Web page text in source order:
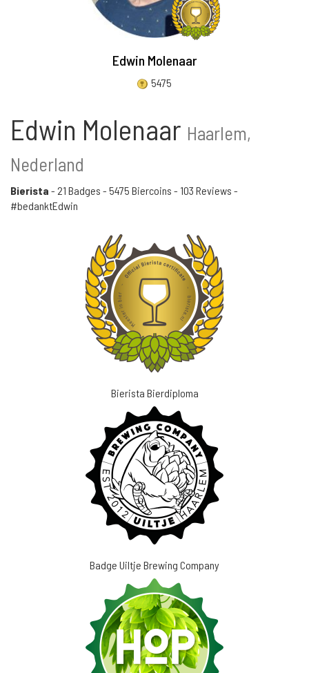
Edwin Molenaar
5475
Edwin Molenaar Haarlem,
Nederland
Bierista - 21 Badges - 5475 Biercoins - 103 Reviews -
#bedanktEdwin
Bierista Bierdiploma
Badge Uiltje Brewing Company